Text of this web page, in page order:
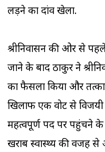
लड़ने का दांव खेला.
श्रीनिवासन की ओर से
जाने के बाद ठाकुर ने
का फैसला किया और
खिलाफ एक वोट से
महत्वपूर्ण पद पर पहुंचने के
खराब स्वास्थ्य की वजह से